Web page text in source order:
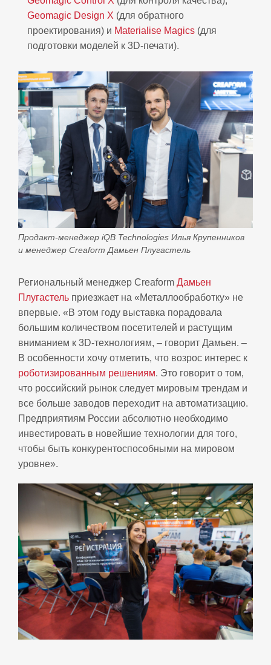
Geomagic Design X (для обратного
проектирования) и Materialise Magics (для
подготовки моделей к 3D-печати).
Продакт-менеджер iQB Technologies Илья Крупенников
и менеджер Creaform Дамьен Плугастель
Региональный менеджер Creaform Дамьен
Плугастель приезжает на «Металлообработку» не
впервые. «В этом году выставка порадовала
большим количеством посетителей и растущим
вниманием к 3D-технологиям, – говорит Дамьен. –
В особенности хочу отметить, что возрос интерес к
роботизированным решениям. Это говорит о том,
что российский рынок следует мировым трендам и
все больше заводов переходит на автоматизацию.
Предприятиям России абсолютно необходимо
инвестировать в новейшие технологии для того,
чтобы быть конкурентоспособными на мировом
уровне».